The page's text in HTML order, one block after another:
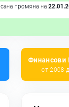
промяна на
Финансови
от 2008